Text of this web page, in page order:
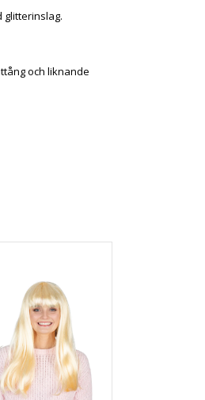
glitterinslag.
och liknande